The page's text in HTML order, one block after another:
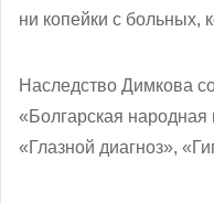
ни копейки с больных,
Наследство Димкова
«Болгарская народная
«Глазной диагноз»,